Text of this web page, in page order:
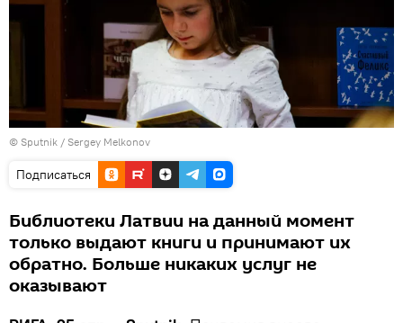
© Sputnik / Sergey Melkonov
Подписаться
Библиотеки Латвии на данный момент
только выдают книги и принимают их
обратно. Больше никаких услуг не
оказывают